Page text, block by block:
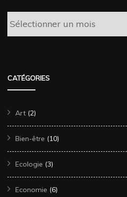
Archives
CATÉGORIES
Art (2)
Bien-être (10)
Ecologie (3)
Economie (6)